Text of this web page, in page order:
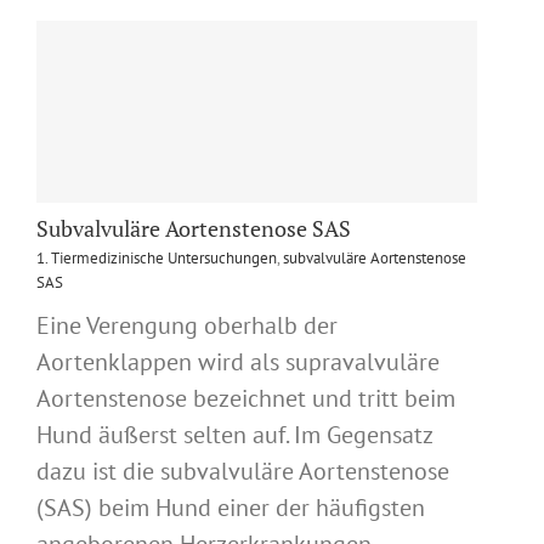
Subvalvuläre Aortenstenose SAS
1. Tiermedizinische Untersuchungen,subvalvuläre Aortenstenose
SAS
Eine Verengung oberhalb der
Aortenklappen wird als supravalvuläre
Aortenstenose bezeichnet und tritt beim
Hund äußerst selten auf. Im Gegensatz
dazu ist die subvalvuläre Aortenstenose
(SAS) beim Hund einer der häufigsten